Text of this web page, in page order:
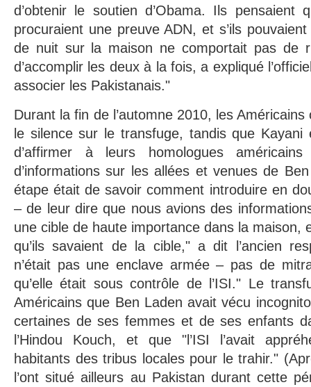
d’obtenir le soutien d’Obama. Ils pensaient
procuraient une preuve ADN, et s’ils pouvaient
de nuit sur la maison ne comportait pas de
d’accomplir les deux à la fois, a expliqué
associer les Pakistanais."
Durant la fin de l’automne 2010, les
le silence sur le transfuge, tandis que Kayani
d’affirmer à leurs homologues américains
d’informations sur les allées et venues de
étape était de savoir comment introduire en
– de leur dire que nous avions des
une cible de haute importance dans la maison,
qu’ils savaient de la cible," a dit l’ancien
n’était pas une enclave armée – pas de
qu’elle était sous contrôle de l’ISI." Le
Américains que Ben Laden avait vécu
certaines de ses femmes et de ses enfants
l’Hindou Kouch, et que "l’ISI l’avait
habitants des tribus locales pour le trahir."
l’ont situé ailleurs au Pakistan durant cette